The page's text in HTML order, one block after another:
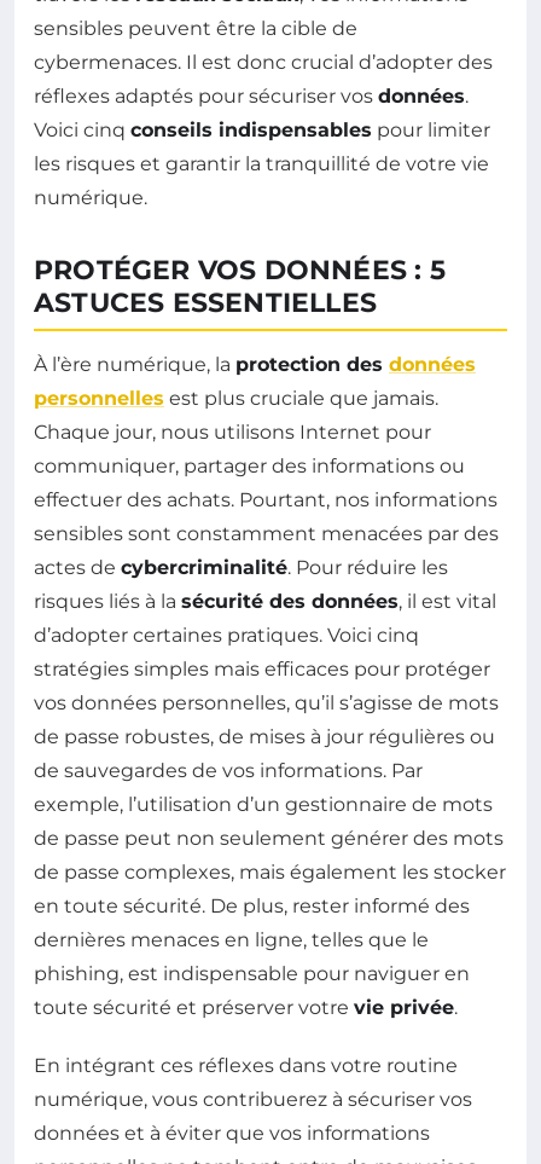
sensibles peuvent être la cible de
cybermenaces. Il est donc crucial d’adopter des
réflexes adaptés pour sécuriser vos données.
Voici cinq conseils indispensables pour limiter
les risques et garantir la tranquillité de votre vie
numérique.
PROTÉGER VOS DONNÉES : 5
ASTUCES ESSENTIELLES
À l’ère numérique, la protection des données
personnelles est plus cruciale que jamais.
Chaque jour, nous utilisons Internet pour
communiquer, partager des informations ou
effectuer des achats. Pourtant, nos informations
sensibles sont constamment menacées par des
actes de cybercriminalité. Pour réduire les
risques liés à la sécurité des données, il est vital
d’adopter certaines pratiques. Voici cinq
stratégies simples mais efficaces pour protéger
vos données personnelles, qu’il s’agisse de mots
de passe robustes, de mises à jour régulières ou
de sauvegardes de vos informations. Par
exemple, l’utilisation d’un gestionnaire de mots
de passe peut non seulement générer des mots
de passe complexes, mais également les stocker
en toute sécurité. De plus, rester informé des
dernières menaces en ligne, telles que le
phishing, est indispensable pour naviguer en
toute sécurité et préserver votre vie privée.
En intégrant ces réflexes dans votre routine
numérique, vous contribuerez à sécuriser vos
données et à éviter que vos informations